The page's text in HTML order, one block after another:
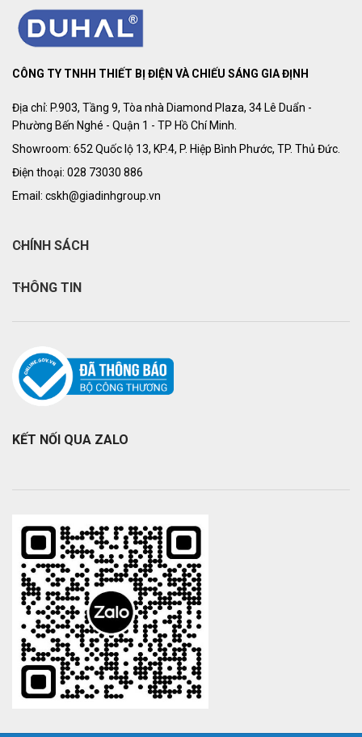
CÔNG TY TNHH THIẾT BỊ ĐIỆN VÀ CHIẾU SÁNG GIA ĐỊNH
Địa chỉ: P.903, Tầng 9, Tòa nhà Diamond Plaza, 34 Lê Duẩn -
Phường Bến Nghé - Quận 1 - TP Hồ Chí Minh.
Showroom: 652 Quốc lộ 13, KP.4, P. Hiệp Bình Phước, TP. Thủ Đức.
Điện thoại: 028 73030 886
Email: cskh@giadinhgroup.vn
CHÍNH SÁCH
THÔNG TIN
KẾT NỐI QUA ZALO